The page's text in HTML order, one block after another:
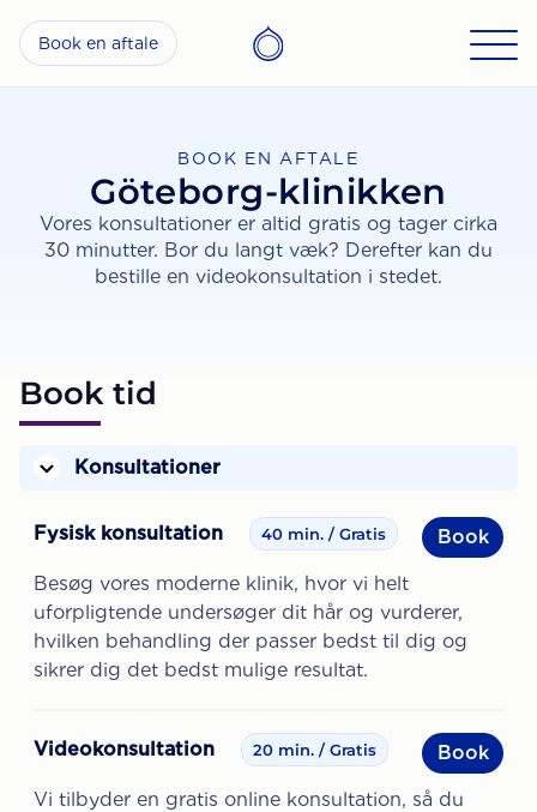
Book en aftale
BOOK EN AFTALE
Göteborg-klinikken
Vores konsultationer er altid gratis og tager cirka
30 minutter. Bor du langt væk? Derefter kan du
bestille en videokonsultation i stedet.
Book tid
Konsultationer
Fysisk konsultation 40 min. Gratis Book
Besøg vores moderne klinik, hvor vi helt
uforpligtende undersøger dit hår og vurderer,
hvilken behandling der passer bedst til dig og
sikrer dig det bedst mulige resultat.
Videokonsultation 20 min. Gratis Book
Vi tilbyder en gratis online konsultation, så du